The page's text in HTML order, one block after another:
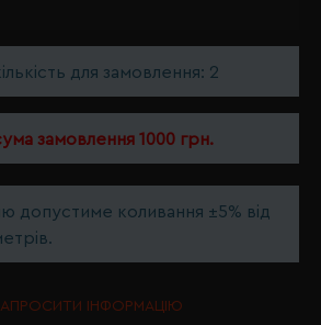
для замовлення: 2
замовлення 1000 грн.
допустиме коливання ±5% від
ІНФОРМАЦІЮ